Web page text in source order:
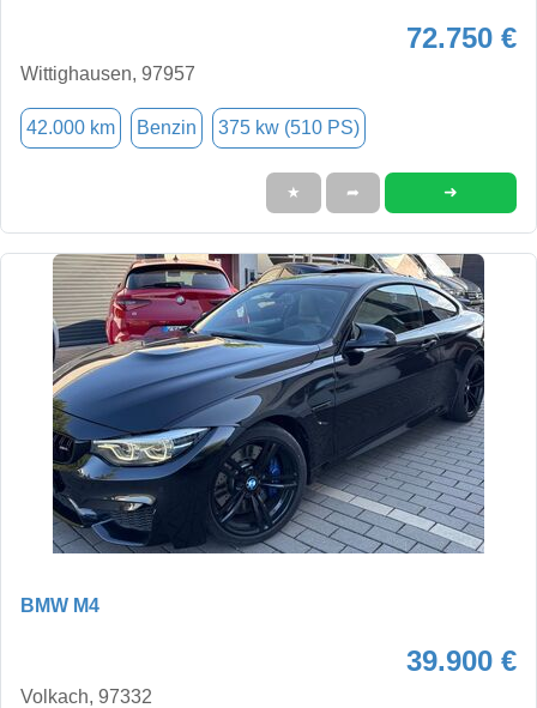
72.750 €
Wittighausen, 97957
42.000 km Benzin 375 kw (510 PS)
★ ➦ ➜
BMW M4
39.900 €
Volkach, 97332